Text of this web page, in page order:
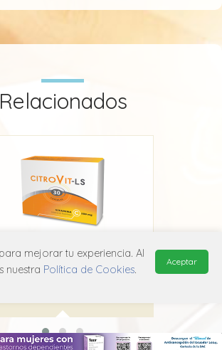
Relacionados
Citrovit LS
mejorar tu experiencia. Al
nuestra Política de Cookies.
Aceptar